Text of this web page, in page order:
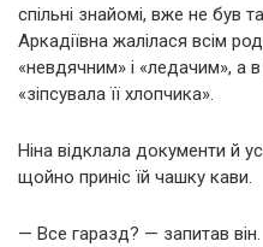
спільні знайомі, вже не був
Аркадіївна жалілася всім
«невдячним» і «ледачим», а
«зіпсувала її хлопчика».
Ніна відклала документи й
щойно приніс їй чашку кави.
— Все гаразд? — запитав він.